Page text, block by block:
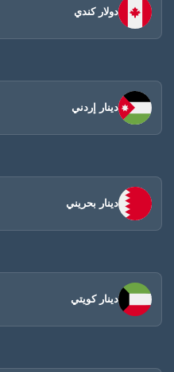
دولار كندي
دينار إردني
دينار بحريني
دينار كويتي